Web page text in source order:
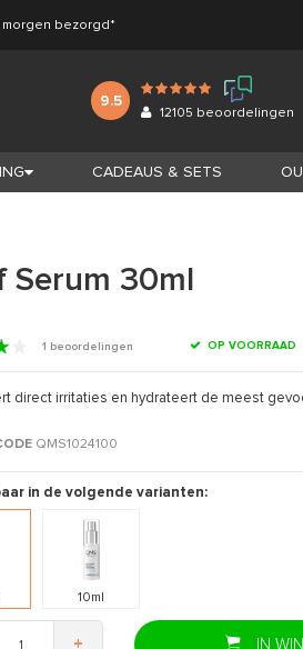
bezorgd*
9.5
12105 beoordelingen
CADEAUS & SETS
Serum 30ml
1 beoordelingen OP VOORRAAD
direct irritaties en hydrateert de meest
QMS1024100
in de volgende varianten:
10ml
+ IN